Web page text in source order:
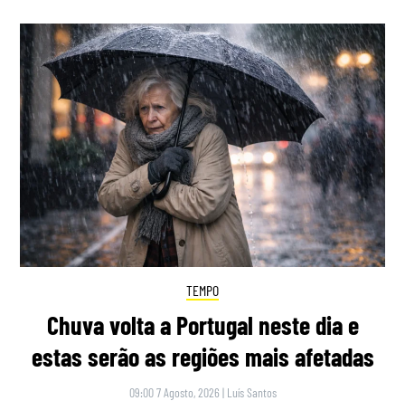
TEMPO
Chuva volta a Portugal neste dia e
estas serão as regiões mais afetadas
09:00 7 Agosto, 2026 | Luís Santos